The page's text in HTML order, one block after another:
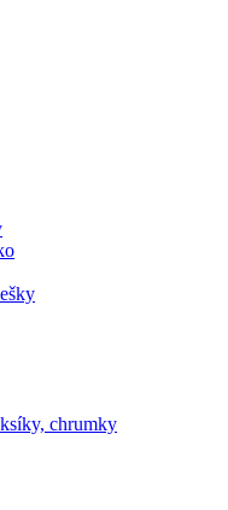
chrumky